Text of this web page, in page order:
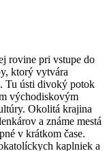
rovine pri vstupe do
ktorý vytvára
Tu ústi divoký potok
východiskovým
Okolitá krajina
a známe mestá
v krátkom čase.
kaplniek a